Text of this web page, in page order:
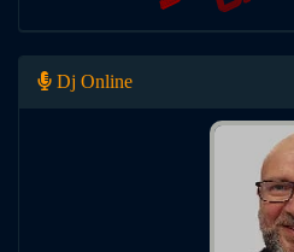
Dj Online